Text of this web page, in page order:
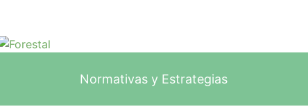
Normativas y Estrategias